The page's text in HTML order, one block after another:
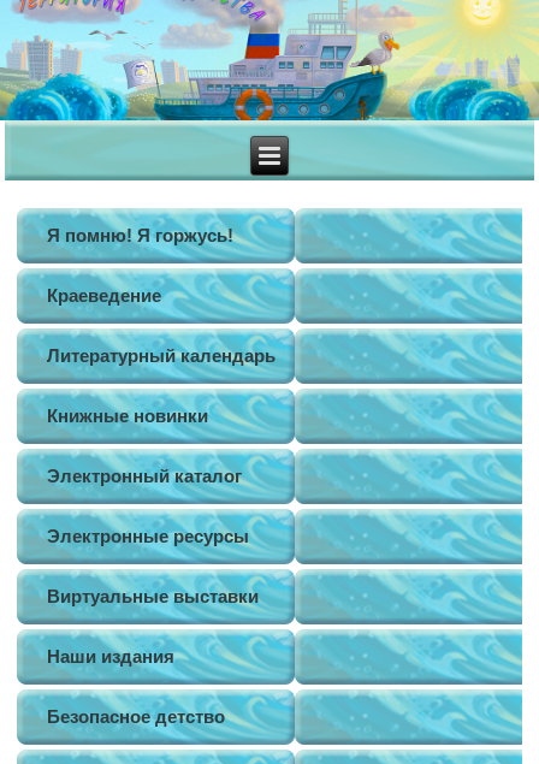
Я помню! Я горжусь!
Краеведение
Литературный календарь
Книжные новинки
Электронный каталог
Электронные ресурсы
Виртуальные выставки
Наши издания
Безопасное детство